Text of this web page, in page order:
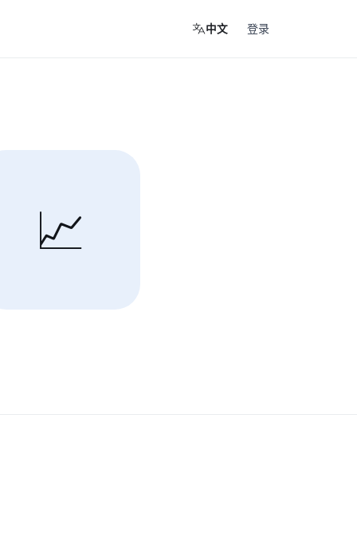
中文 登录
📈